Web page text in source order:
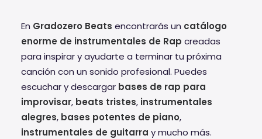
En Gradozero Beats encontrarás un catálogo
enorme de instrumentales de Rap creadas
para inspirar y ayudarte a terminar tu próxima
canción con un sonido profesional. Puedes
escuchar y descargar bases de rap para
improvisar, beats tristes, instrumentales
alegres, bases potentes de piano,
instrumentales de guitarra y mucho más.